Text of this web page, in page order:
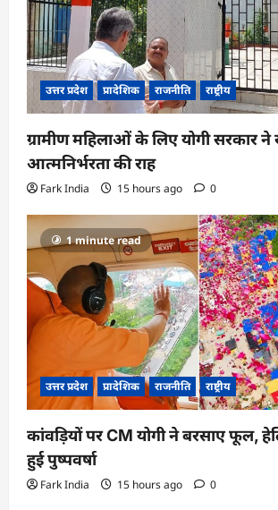
उत्तर प्रदेश प्रादेशिक राजनीति राष्ट्रीय
ग्रामीण महिलाओं के लिए योगी सरकार ने
आत्मनिर्भरता की राह
Fark India 15 hours ago 0
1 minute read
उत्तर प्रदेश प्रादेशिक राजनीति राष्ट्रीय
कांवड़ियों पर CM योगी ने बरसाए फूल,
हुई पुष्पवर्षा
Fark India 15 hours ago 0